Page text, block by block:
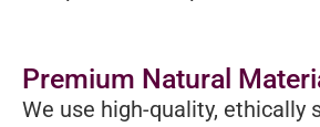
Premium Natural
We use high-quality, ethically